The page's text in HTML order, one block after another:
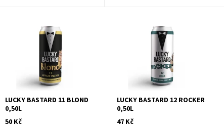
Umírněně výrazné pivo pro
konzumenty, kteří třeba
doposud vůbec svrchně
kvašené pivo - ALE -
neochutnali. Vysoká svěžest
LUCKY BASTARD 11 BLOND
0,50L
50 Kč
Nefiltrovaný a pasterizovaný,
světlý ležák. Hořkost udávají
chmely Most, Harmonie,
Žatecký poloraný červeňák.
Vítěz PIVEX 2024...
LUCKY BASTARD 12 ROCKER
0,50L
47 Kč